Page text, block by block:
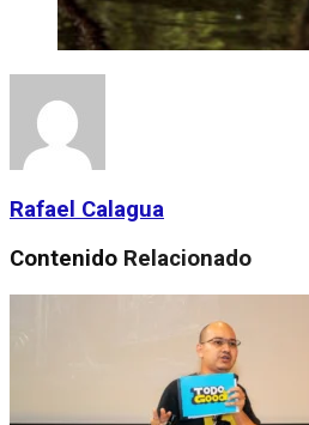
Rafael Calagua
Contenido Relacionado